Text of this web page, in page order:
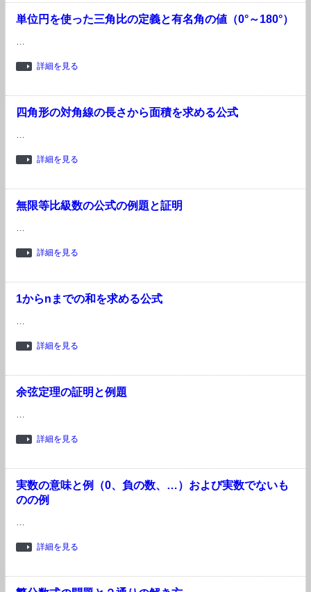
単位円を使った三角比の定義と有名角の値（0°～180°）
…
詳細を見る
四角形の対角線の長さから面積を求める公式
…
詳細を見る
無限等比級数の公式の例題と証明
…
詳細を見る
1からnまでの和を求める公式
…
詳細を見る
余弦定理の証明と例題
…
詳細を見る
実数の意味と例（0、負の数、…）および実数でないも
のの例
…
詳細を見る